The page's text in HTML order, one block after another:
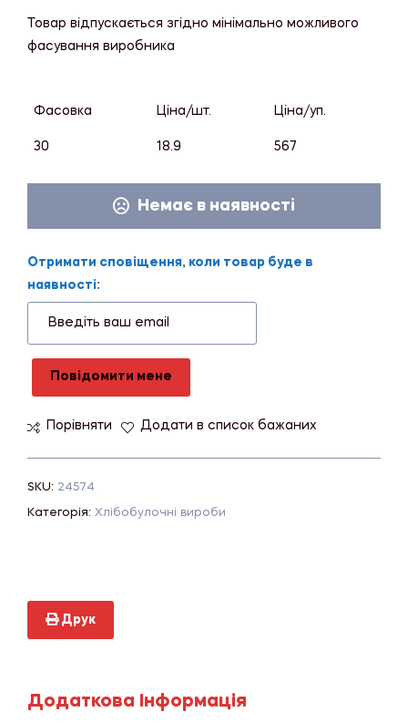
Товар відпускається згідно мінімально можливого
фасування виробника
Фасовка Ціна/шт. Ціна/уп.
30 18.9 567
Немає в наявності
Отримати сповіщення, коли товар буде в
наявності:
Повідомити мене
Порівняти Додати в список бажаних
SKU: 24574
Категорія: Хлібобулочні вироби
Друк
Додаткова Інформація